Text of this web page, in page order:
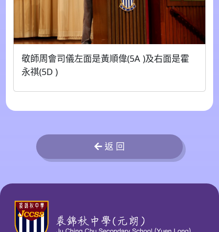
敬師周會司儀左面是黃順偉(5A )及右面是霍
永祺(5D )
返 回